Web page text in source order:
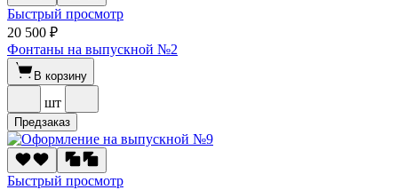
Быстрый просмотр
20 500 ₽
Фонтаны на выпускной №2
В корзину
шт
Предзаказ
Быстрый просмотр